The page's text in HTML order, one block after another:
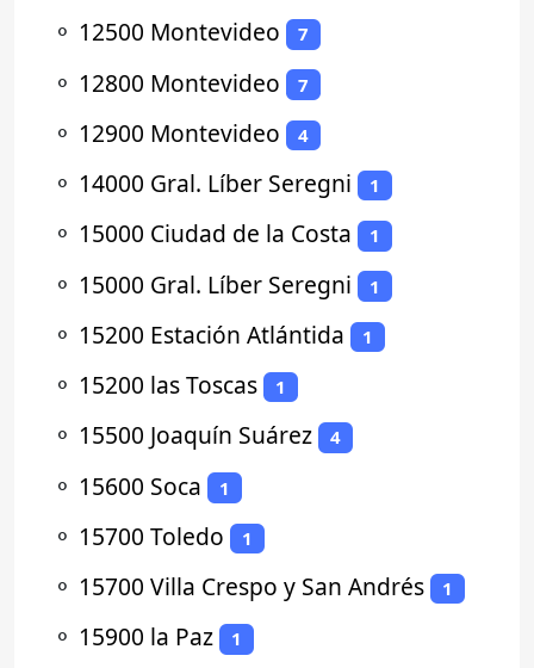
⚬ 12500 Montevideo 7
⚬ 12800 Montevideo 7
⚬ 12900 Montevideo 4
⚬ 14000 Gral. Líber Seregni 1
⚬ 15000 Ciudad de la Costa 1
⚬ 15000 Gral. Líber Seregni 1
⚬ 15200 Estación Atlántida 1
⚬ 15200 las Toscas 1
⚬ 15500 Joaquín Suárez 4
⚬ 15600 Soca 1
⚬ 15700 Toledo 1
⚬ 15700 Villa Crespo y San Andrés 1
⚬ 15900 la Paz 1